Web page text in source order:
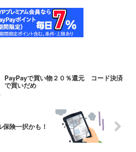
PayPayで買い物２０％還元 コード決済
で買いだめ
険一択かも！